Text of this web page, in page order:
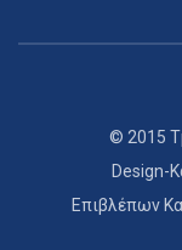
© 2015
Design-
Επιβλέπων